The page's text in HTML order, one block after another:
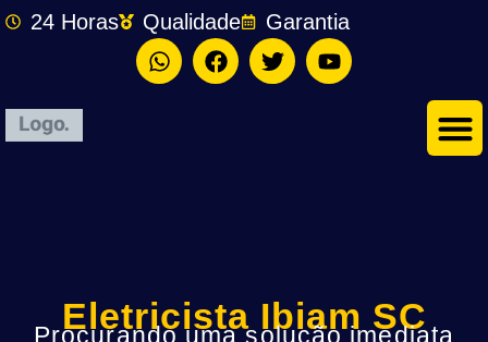
24 Horas Qualidade Garantia
Eletricista Ibiam SC
Procurando uma solução imediata